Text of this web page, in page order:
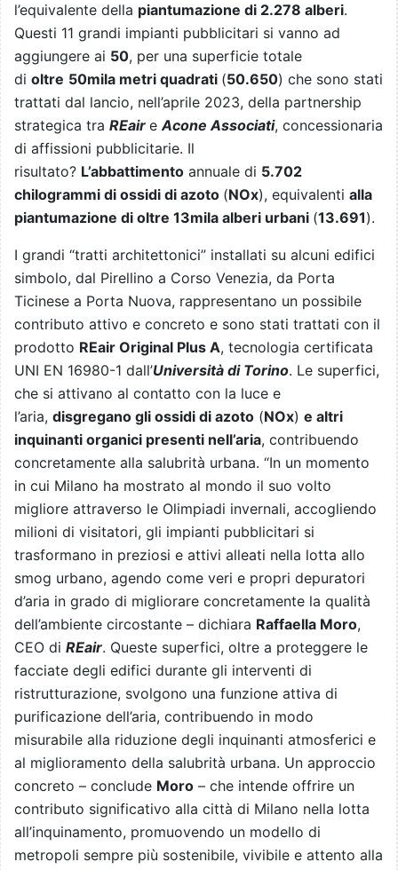
l’equivalente della piantumazione di 2.278 alberi.
Questi 11 grandi impianti pubblicitari si vanno ad
aggiungere ai 50, per una superficie totale
di oltre 50mila metri quadrati (50.650) che sono stati
trattati dal lancio, nell’aprile 2023, della partnership
strategica tra REair eAcone Associati, concessionaria
di affissioni pubblicitarie. Il
risultato? L’abbattimento annuale di 5.702
chilogrammi di ossidi di azoto (NOx), equivalenti alla
piantumazione di oltre 13mila alberi urbani (13.691).
I grandi “tratti architettonici” installati su alcuni edifici
simbolo, dal Pirellino a Corso Venezia, da Porta
Ticinese a Porta Nuova, rappresentano un possibile
contributo attivo e concreto e sono stati trattati con il
prodotto REair Original Plus A, tecnologia certificata
UNI EN 16980-1 dall’Università di Torino. Le superfici,
che si attivano al contatto con la luce e
l’aria, disgregano gli ossidi di azoto (NOx) e altri
inquinanti organici presenti nell’aria, contribuendo
concretamente alla salubrità urbana. “In un momento
in cui Milano ha mostrato al mondo il suo volto
migliore attraverso le Olimpiadi invernali, accogliendo
milioni di visitatori, gli impianti pubblicitari si
trasformano in preziosi e attivi alleati nella lotta allo
smog urbano, agendo come veri e propri depuratori
d’aria in grado di migliorare concretamente la qualità
dell’ambiente circostante – dichiara Raffaella Moro,
CEO di REair. Queste superfici, oltre a proteggere le
facciate degli edifici durante gli interventi di
ristrutturazione, svolgono una funzione attiva di
purificazione dell’aria, contribuendo in modo
misurabile alla riduzione degli inquinanti atmosferici e
al miglioramento della salubrità urbana. Un approccio
concreto – conclude Moro – che intende offrire un
contributo significativo alla città di Milano nella lotta
all’inquinamento, promuovendo un modello di
metropoli sempre più sostenibile, vivibile e attento alla